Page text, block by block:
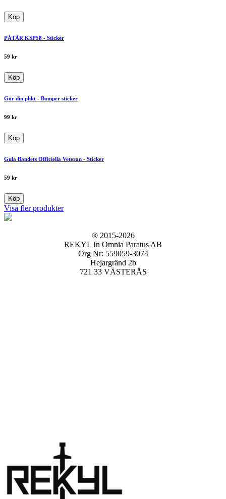
Köp
PÅTÅR KSP58 - Sticker
59 kr
Köp
Gör din plikt - Bumper sticker
99 kr
Köp
Gula Bandets Officiella Veteran - Sticker
59 kr
Köp
Visa fler produkter
® 2015-2026
REKYL In Omnia Paratus AB
Org Nr: 559059-3074
Hejargränd 2b
721 33 VÄSTERÅS